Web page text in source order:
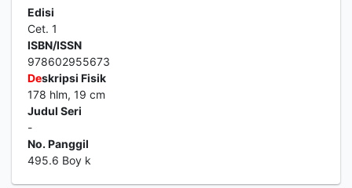
Edisi
Cet. 1
ISBN/ISSN
978602955673
Deskripsi Fisik
178 hlm, 19 cm
Judul Seri
-
No. Panggil
495.6 Boy k